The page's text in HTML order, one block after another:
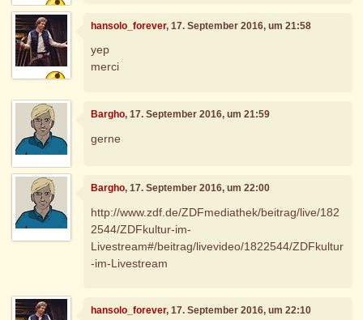
hansolo_forever, 17. September 2016, um 21:58
yep
merci
Bargho, 17. September 2016, um 21:59
gerne
Bargho, 17. September 2016, um 22:00
http://www.zdf.de/ZDFmediathek/beitrag/live/182
2544/ZDFkultur-im-
Livestream#/beitrag/livevideo/1822544/ZDFkultur
-im-Livestream
hansolo_forever, 17. September 2016, um 22:10